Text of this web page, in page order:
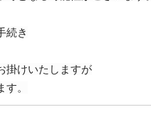
続き
掛けいたしますが
。